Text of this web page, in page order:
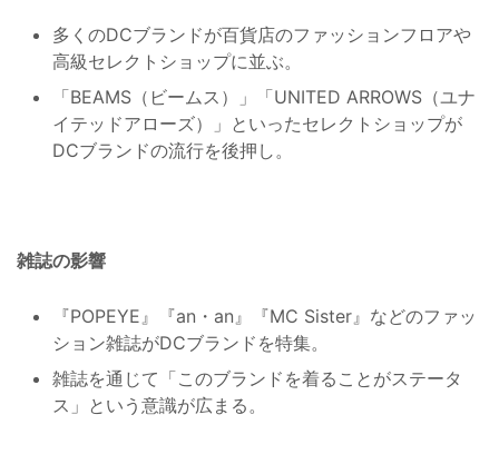
多くのDCブランドが百貨店のファッションフロアや
高級セレクトショップに並ぶ。
「BEAMS（ビームス）」「UNITED ARROWS（ユナ
イテッドアローズ）」といったセレクトショップが
DCブランドの流行を後押し。
雑誌の影響
『POPEYE』『an・an』『MC Sister』などのファッ
ション雑誌がDCブランドを特集。
雑誌を通じて「このブランドを着ることがステータ
ス」という意識が広まる。